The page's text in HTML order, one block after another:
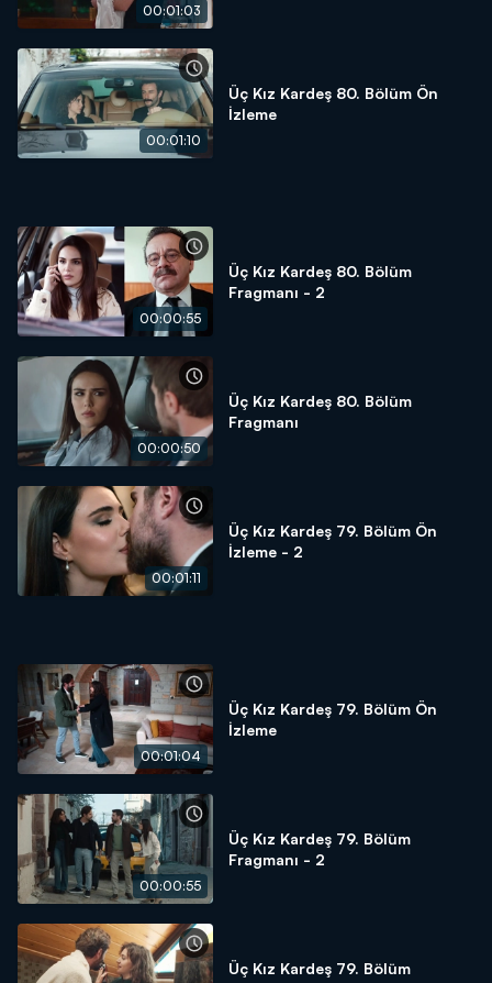
00:01:03
00:01:10
Üç Kız Kardeş 80. Bölüm Ön
İzleme
00:00:55
Üç Kız Kardeş 80. Bölüm
Fragmanı - 2
00:00:50
Üç Kız Kardeş 80. Bölüm
Fragmanı
00:01:11
Üç Kız Kardeş 79. Bölüm Ön
İzleme - 2
00:01:04
Üç Kız Kardeş 79. Bölüm Ön
İzleme
00:00:55
Üç Kız Kardeş 79. Bölüm
Fragmanı - 2
Üç Kız Kardeş 79. Bölüm